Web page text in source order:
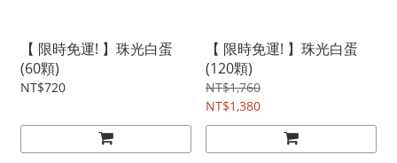
【 限時免運! 】珠光白蛋
(60顆)
NT$720
【 限時免運! 】珠光白蛋
(120顆)
NT$1,760
NT$1,380